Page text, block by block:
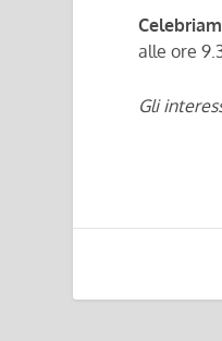
alle ore
Gli